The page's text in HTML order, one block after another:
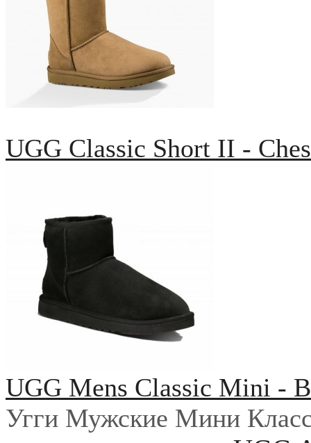
UGG Classic Short II -
UGG Mens Classic Mini -
Угги Мужские Мини